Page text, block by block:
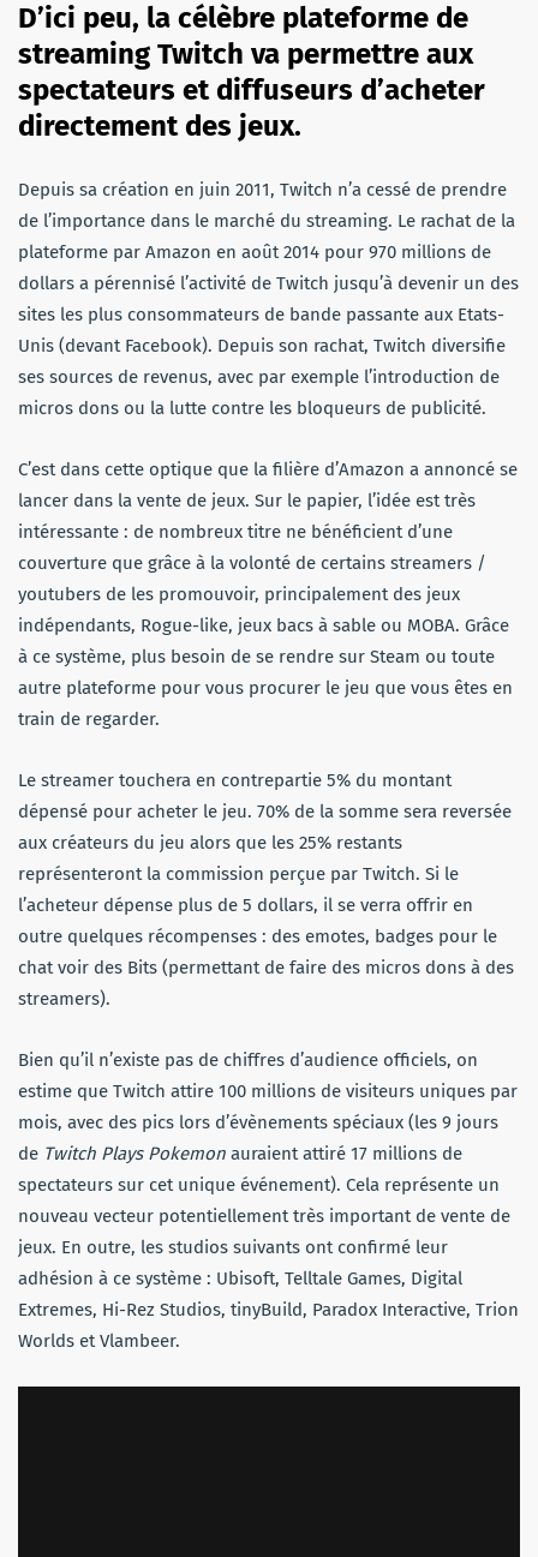
D’ici peu, la célèbre plateforme de
streaming Twitch va permettre aux
spectateurs et diffuseurs d’acheter
directement des jeux.
Depuis sa création en juin 2011, Twitch n’a cessé de prendre
de l’importance dans le marché du streaming. Le rachat de la
plateforme par Amazon en août 2014 pour 970 millions de
dollars a pérennisé l’activité de Twitch jusqu’à devenir un des
sites les plus consommateurs de bande passante aux Etats-
Unis (devant Facebook). Depuis son rachat, Twitch diversifie
ses sources de revenus, avec par exemple l’introduction de
micros dons ou la lutte contre les bloqueurs de publicité.
C’est dans cette optique que la filière d’Amazon a annoncé se
lancer dans la vente de jeux. Sur le papier, l’idée est très
intéressante : de nombreux titre ne bénéficient d’une
couverture que grâce à la volonté de certains streamers /
youtubers de les promouvoir, principalement des jeux
indépendants, Rogue-like, jeux bacs à sable ou MOBA. Grâce
à ce système, plus besoin de se rendre sur Steam ou toute
autre plateforme pour vous procurer le jeu que vous êtes en
train de regarder.
Le streamer touchera en contrepartie 5% du montant
dépensé pour acheter le jeu. 70% de la somme sera reversée
aux créateurs du jeu alors que les 25% restants
représenteront la commission perçue par Twitch. Si le
l’acheteur dépense plus de 5 dollars, il se verra offrir en
outre quelques récompenses : des emotes, badges pour le
chat voir des Bits (permettant de faire des micros dons à des
streamers).
Bien qu’il n’existe pas de chiffres d’audience officiels, on
estime que Twitch attire 100 millions de visiteurs uniques par
mois, avec des pics lors d’évènements spéciaux (les 9 jours
de Twitch Plays Pokemon auraient attiré 17 millions de
spectateurs sur cet unique événement). Cela représente un
nouveau vecteur potentiellement très important de vente de
jeux. En outre, les studios suivants ont confirmé leur
adhésion à ce système : Ubisoft, Telltale Games, Digital
Extremes, Hi-Rez Studios, tinyBuild, Paradox Interactive, Trion
Worlds et Vlambeer.